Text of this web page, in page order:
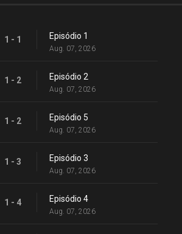
1 - 1 Episódio 1
Aug. 07, 2026
1 - 2 Episódio 2
Aug. 07, 2026
1 - 2 Episódio 5
Aug. 07, 2026
1 - 3 Episódio 3
Aug. 07, 2026
1 - 4 Episódio 4
Aug. 07, 2026